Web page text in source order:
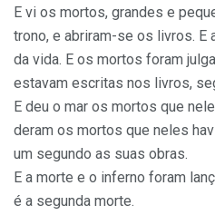
E vi os mortos, grandes e
trono, e abriram-se os livros. E
da vida. E os mortos foram
estavam escritas nos livros,
E deu o mar os mortos que
deram os mortos que neles
um segundo as suas obras.
E a morte e o inferno foram
é a segunda morte.